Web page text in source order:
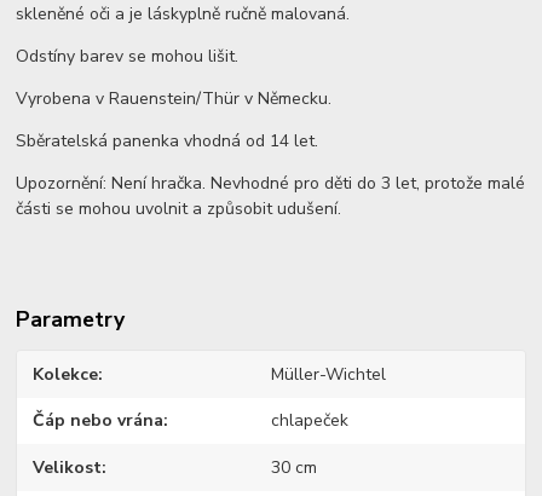
skleněné oči a je láskyplně ručně malovaná.
Odstíny barev se mohou lišit.
Vyrobena v Rauenstein/Thür v Německu.
Sběratelská panenka vhodná od 14 let.
Upozornění: Není hračka. Nevhodné pro děti do 3 let, protože malé
části se mohou uvolnit a způsobit udušení.
Parametry
Kolekce Müller-Wichtel
Čáp nebo vrána chlapeček
Velikost 30 cm